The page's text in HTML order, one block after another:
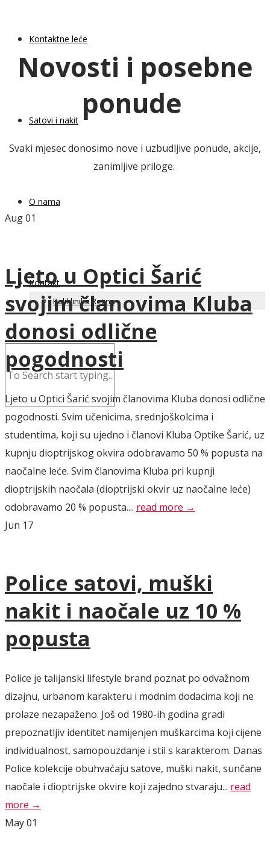
Kontaktne leće
Satovi i nakit
O nama
Kontakt
Poliklinika Retina
Novosti i posebne
ponude
Svaki mjesec donosimo nove i uzbudljive ponude, akcije,
zanimljive priloge.
Aug01
Ljeto u Optici Šarić
svojim članovima Kluba
donosi odlične
pogodnosti
Ljeto u Optici Šarić svojim članovima Kluba donosi odlične
pogodnosti. Svim učenicima, srednjoškolcima i
studentima, koji su ujedno i članovi Kluba Optike Šarić, uz
kupnju dioptrijskog okvira odobravamo 50 % popusta na
naočalne leće. Svim članovima Kluba pri kupnji
dioptrijskih naočala (dioptrijski okvir uz naočalne leće)
odobravamo 20 % popusta.... read more →
Jun 17
Police satovi, muški
nakit i naočale uz 10 %
popusta
Police je talijanski lifestyle brand poznat po odvažnom
dizajnu, urbanom karakteru i modnim dodacima koji ne
prolaze nezapaženo. Još od 1980-ih godina gradi
prepoznatljiv identitet namijenjen muškarcima koji cijene
individualnost, samopouzdanje i stil s karakterom. Danas
Police kolekcije obuhvaćaju satove, muški nakit, sunčane
naočale i dioptrijske okvire koji zajedno stvaraju... read
more →
May01